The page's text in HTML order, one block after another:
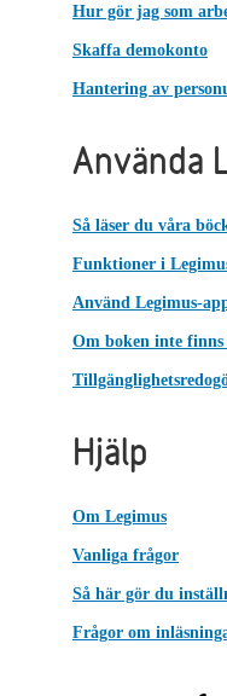
Hur gör jag som
Skaffa demokonto
Hantering av
Använda
Så läser du våra
Funktioner i
Använd Legimus-
Om boken inte finns
Hjälp
Om Legimus
Vanliga frågor
Så här gör du
Frågor om